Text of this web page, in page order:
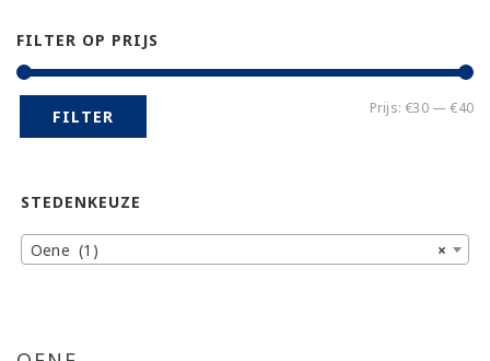
FILTER OP PRIJS
FILTER Prijs:€30—€40
STEDENKEUZE
×
Oene (1)